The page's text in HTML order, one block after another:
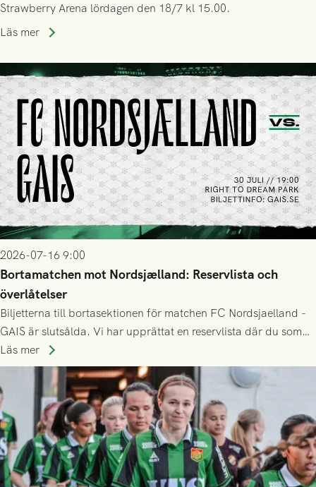
Strawberry Arena lördagen den 18/7 kl 15.00.
Läs mer
2026-07-16 9:00
Bortamatchen mot Nordsjælland: Reservlista och
överlåtelser
Biljetterna till bortasektionen för matchen FC Nordsjaelland -
GAIS är slutsålda. Vi har upprättat en reservlista där du som
ännu inte har någon biljett kan anmäla ditt intresse. Du kan
inte själv överlåta din biljett till någon annan.
Läs mer